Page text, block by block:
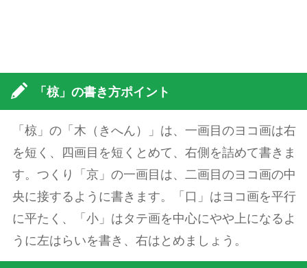
「椋」の書き方ポイント
「椋」の「木（きへん）」は、一画目のヨコ画は右
を短く、四画目を短くとめて、右側を詰めて書きま
す。つくり「京」の一画目は、二画目のヨコ画の中
央に接するように書きます。「口」はヨコ画を平行
に平たく、「小」はタテ画を中心にやや上になるよ
うに左はらいを書き、右はとめましょう。